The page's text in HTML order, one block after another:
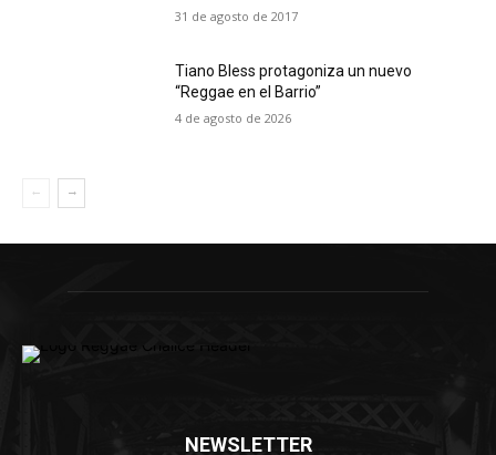
31 de agosto de 2017
Tiano Bless protagoniza un nuevo
“Reggae en el Barrio”
4 de agosto de 2026
NEWSLETTER